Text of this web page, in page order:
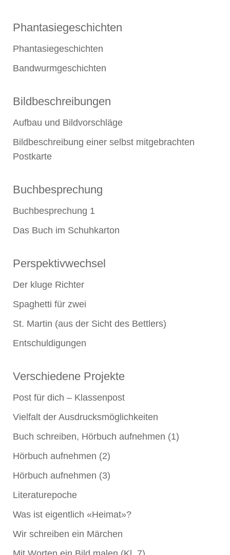
Phantasiegeschichten
Phantasiegeschichten
Bandwurmgeschichten
Bildbeschreibungen
Aufbau und Bildvorschläge
Bildbeschreibung einer selbst mitgebrachten
Postkarte
Buchbesprechung
Buchbesprechung 1
Das Buch im Schuhkarton
Perspektivwechsel
Der kluge Richter
Spaghetti für zwei
St. Martin (aus der Sicht des Bettlers)
Entschuldigungen
Verschiedene Projekte
Post für dich – Klassenpost
Vielfalt der Ausdrucksmöglichkeiten
Buch schreiben, Hörbuch aufnehmen (1)
Hörbuch aufnehmen (2)
Hörbuch aufnehmen (3)
Literaturepoche
Was ist eigentlich «Heimat»?
Wir schreiben ein Märchen